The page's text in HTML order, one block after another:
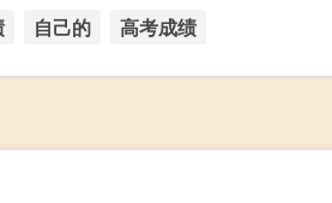
自己的 高考成绩